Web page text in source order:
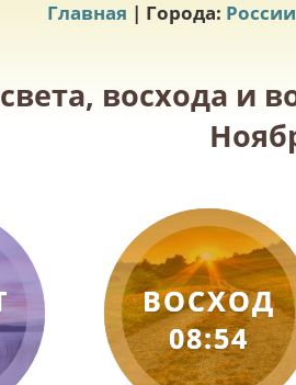
Главная | Города: России
восхода и
ВОСХОД
08:54